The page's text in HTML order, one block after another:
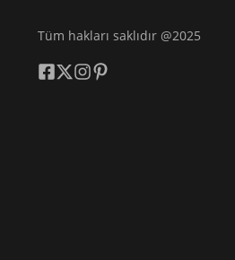
Tüm hakları saklıdır @2025